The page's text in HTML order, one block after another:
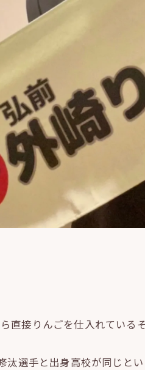
接りんごを仕入れているそ
選手と出身高校が同じと